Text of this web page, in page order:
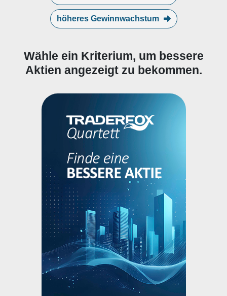
höheres Gewinnwachstum
Wähle ein Kriterium, um bessere
Aktien angezeigt zu bekommen.